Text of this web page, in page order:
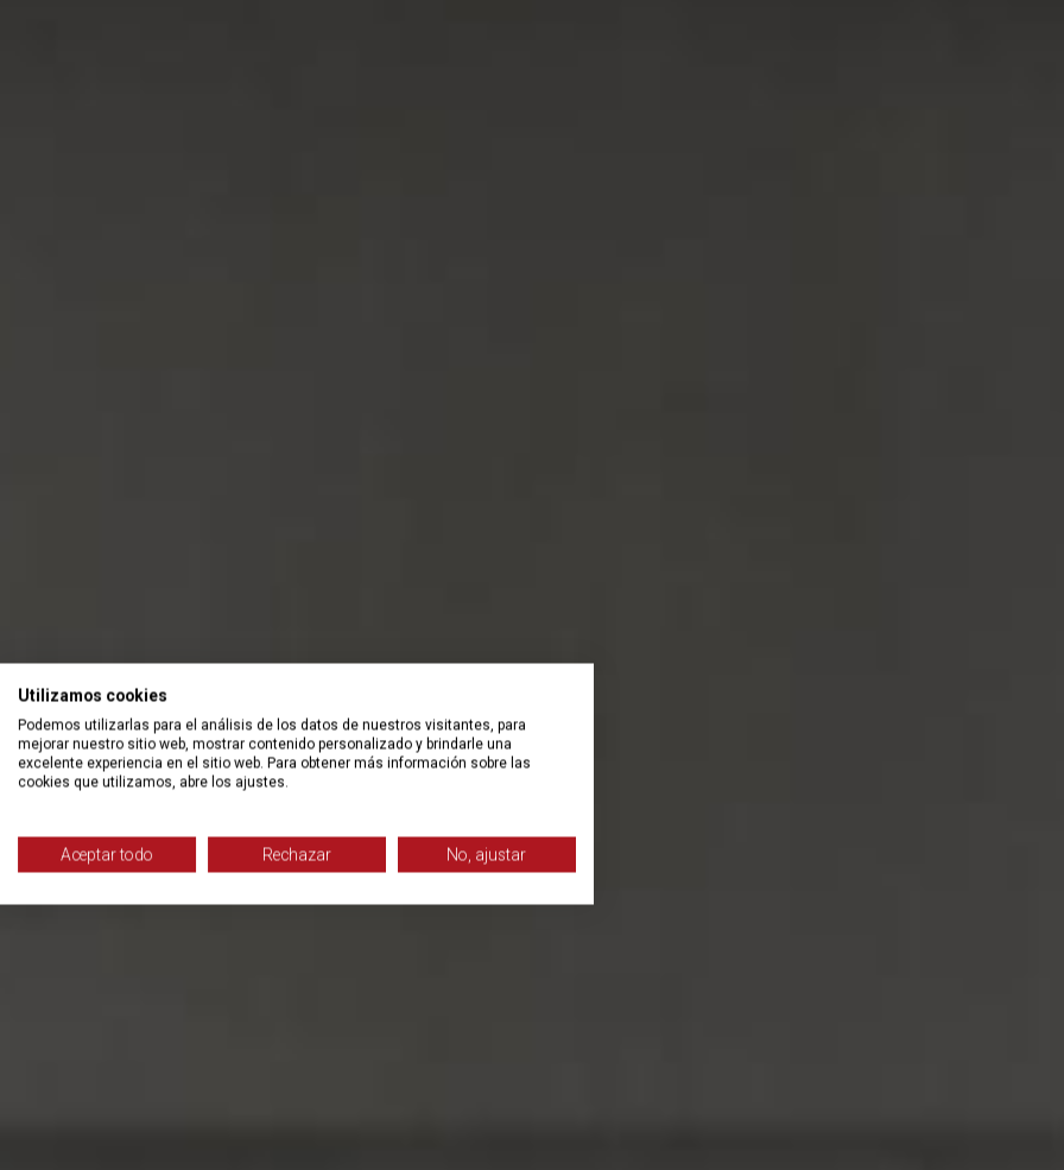
Utilizamos cookies
Podemos utilizarlas para el análisis de los datos de nuestros visitantes, para
mejorar nuestro sitio web, mostrar contenido personalizado y brindarle una
excelente experiencia en el sitio web. Para obtener más información sobre las
cookies que utilizamos, abre los ajustes.
Aceptar todo Rechazar No, ajustar